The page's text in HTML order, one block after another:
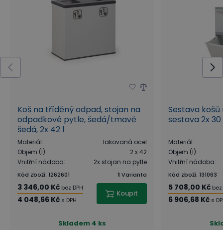
Koš na tříděný odpad, stojan na
odpadkové pytle, šedá/tmavě
šedá, 2x 42 l
Materiál:
lakovaná ocel
Objem (l):
2 x 42
Vnitřní nádoba: 2x stojan na pytle
Kód zboží: 1262601 1 Varianta
3 346,00 Kč bez DPH
4 048,66 Kč s DPH
Koupit
Skladem 4 ks
Sestava
sestava 2x
Materiál:
Objem (l):
Vnitřní nádoba:
Kód zboží: 131063
5 708,00 Kč bez
6 906,68 Kč s